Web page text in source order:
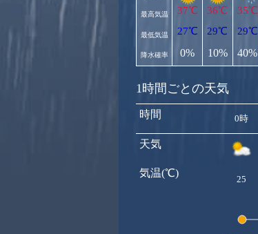
最高気温
最低気温
降水確率
37℃
27℃
0%
36℃
29℃
10%
35℃
29℃
40%
1時間ごとの天気
時間
天気
気温(℃)
0時
25